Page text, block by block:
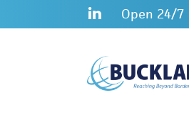
Open 24/7